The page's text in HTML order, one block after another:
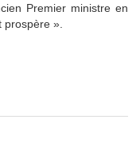
Premier ministre en
prospère ».